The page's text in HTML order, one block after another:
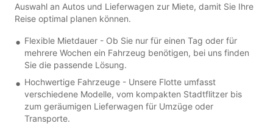
Auswahl an Autos und Lieferwagen zur Miete, damit Sie Ihre
Reise optimal planen können.
Flexible Mietdauer - Ob Sie nur für einen Tag oder für
mehrere Wochen ein Fahrzeug benötigen, bei uns finden
Sie die passende Lösung.
Hochwertige Fahrzeuge - Unsere Flotte umfasst
verschiedene Modelle, vom kompakten Stadtflitzer bis
zum geräumigen Lieferwagen für Umzüge oder
Transporte.